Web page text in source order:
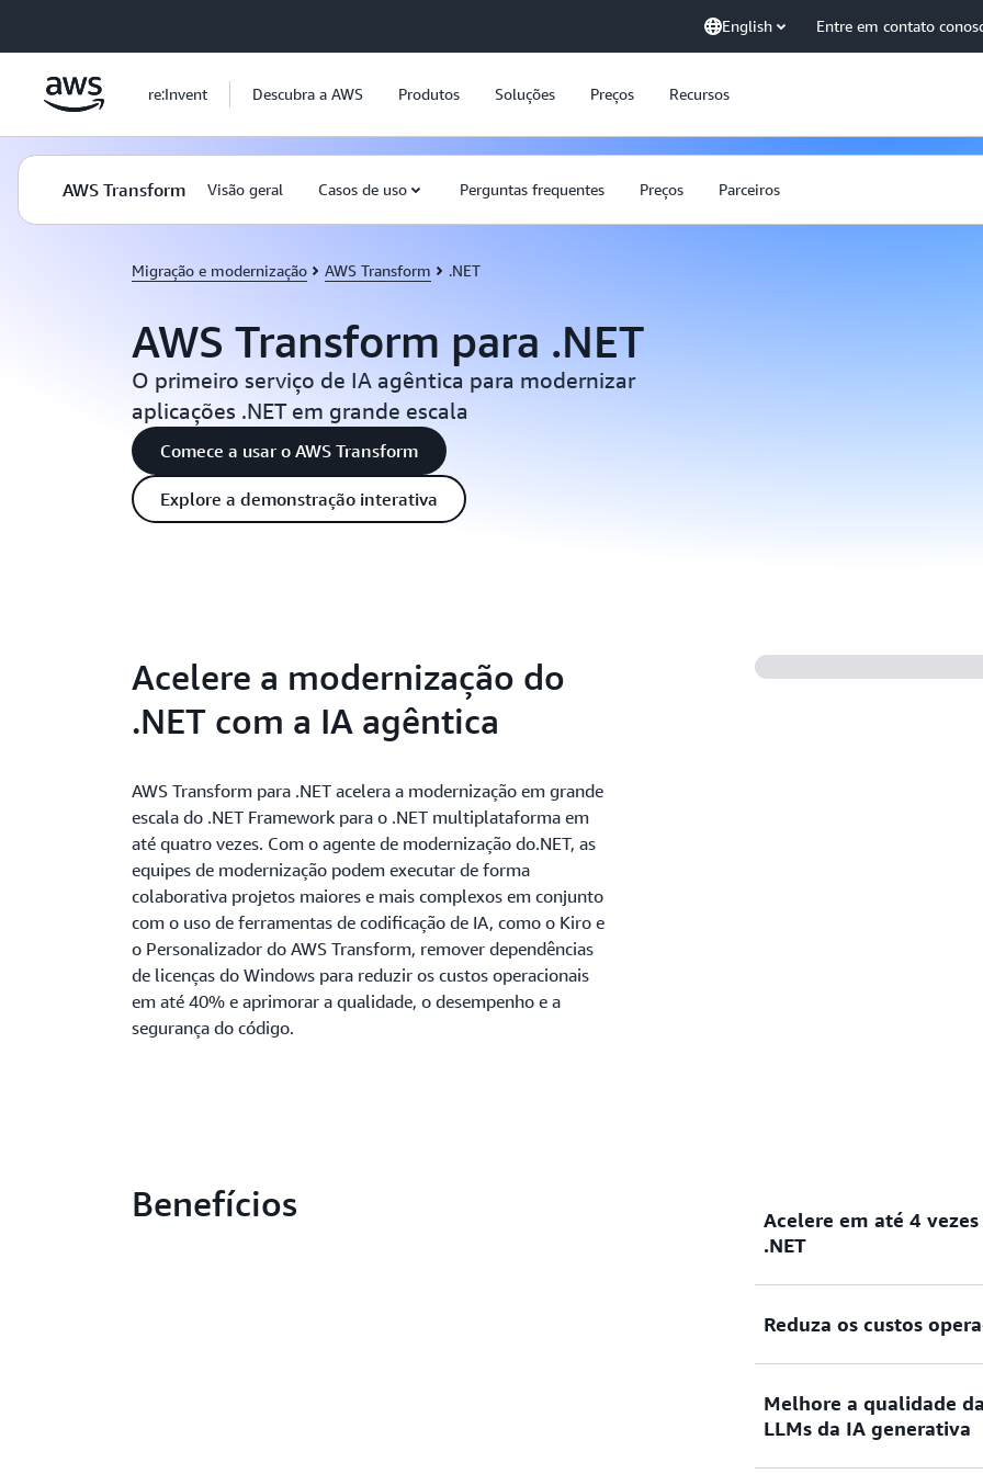
English Entre em contato
re:Invent Descubra a AWS Produtos Soluções Preços Recursos
AWS Transform Visão geral Casos de uso Perguntas frequentes Preços Parceiros
Migração e modernização AWS Transform .NET
AWS Transform para .NET
O primeiro serviço de IA agêntica para modernizar
aplicações .NET em grande escala
Comece a usar o AWS Transform
Explore a demonstração interativa
Acelere a modernização do
.NET com a IA agêntica
AWS Transform para .NET acelera a modernização em grande
escala do .NET Framework para o .NET multiplataforma em
até quatro vezes. Com o agente de modernização do.NET, as
equipes de modernização podem executar de forma
colaborativa projetos maiores e mais complexos em conjunto
com o uso de ferramentas de codificação de IA, como o Kiro e
o Personalizador do AWS Transform, remover dependências
de licenças do Windows para reduzir os custos operacionais
em até 40% e aprimorar a qualidade, o desempenho e a
segurança do código.
Benefícios
Acelere em até 4
.NET
.NET, mapeamento de
compatibilidade e
Reduza os custos
manutenção e os desafios
ainda reduza os custos de
planejamento, na
Melhore a qualidade
LLMs da IA generativa